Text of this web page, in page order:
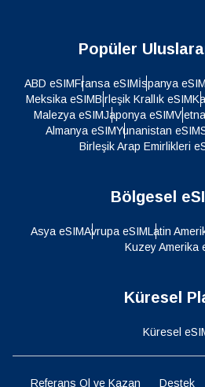
Popüler
ABD eSIMFransa eSIMİspanya eSIM
Meksika eSIMBirleşik Krallık eSIM
Malezya eSIMJaponya eSIM
Almanya eSIMYunanistan eSIM
Birleşik Arap Emirlikleri
Bölgesel
Asya eSIMAvrupa eSIMLatin
Kuzey Amerika
Küresel
Küresel
Referans Ol ve Kazan Destek